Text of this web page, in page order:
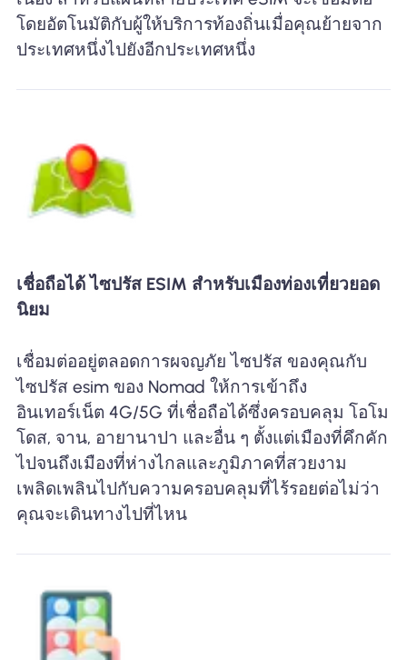
โดยอัตโนมัติกับผู้ให้บริการท้องถิ่นเมื่อคุณย้ายจาก
ประเทศหนึ่งไปยังอีกประเทศหนึ่ง
เชื่อถือได้ ไซปรัส ESIM สำหรับเมืองท่องเที่ยวยอด
นิยม
เชื่อมต่ออยู่ตลอดการผจญภัย ไซปรัส ของคุณกับ
ไซปรัส esim ของ Nomad ให้การเข้าถึง
อินเทอร์เน็ต 4G/5G ที่เชื่อถือได้ซึ่งครอบคลุม โอโม
โดส, จาน, อายานาปา และอื่น ๆ ตั้งแต่เมืองที่คึกคัก
ไปจนถึงเมืองที่ห่างไกลและภูมิภาคที่สวยงาม
เพลิดเพลินไปกับความครอบคลุมที่ไร้รอยต่อไม่ว่า
คุณจะเดินทางไปที่ไหน